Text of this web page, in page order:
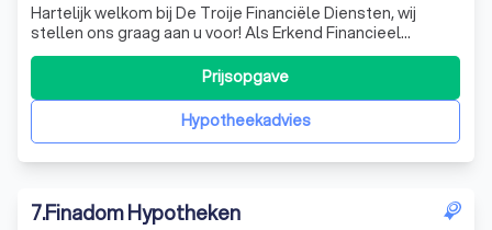
Hartelijk welkom bij De Troije Financiële Diensten, wij
stellen ons graag aan u voor! Als Erkend Financieel
Adviseur en Hypothecair Planner met jarenlange
specialistische ervaring in de branche, zijn wij als een vis in
het water in een wereld die door de consument vaak als
ingewikkeld onoverzichteHypotheekadvies
Prijsopgave
7.Finadom Hypotheken